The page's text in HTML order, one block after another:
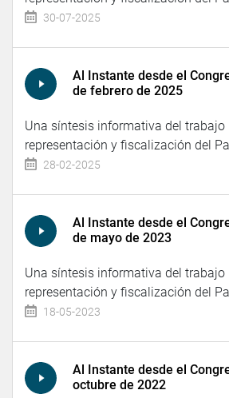
30-07-2025
Al Instante desde el
de febrero de 2025
Una síntesis informativa del trabajo
representación y fiscalización del
28-02-2025
Al Instante desde el
de mayo de 2023
Una síntesis informativa del trabajo
representación y fiscalización del
18-05-2023
Al Instante desde el
octubre de 2022